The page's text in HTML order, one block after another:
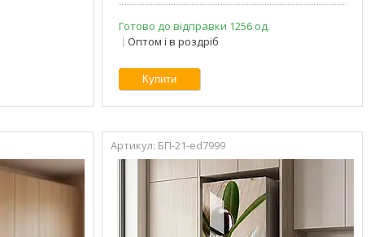
Готово до відправки 1256 од.
Оптом і в роздріб
Купити
БП-21-ed7999